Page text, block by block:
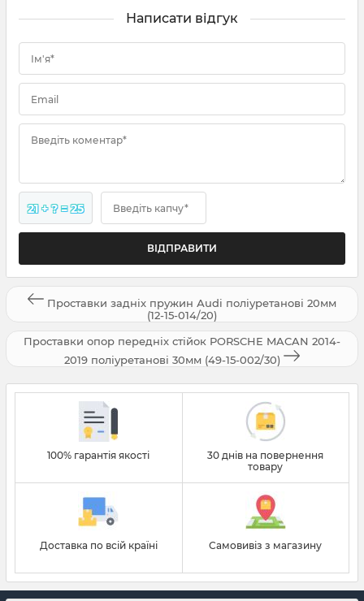
Написати відгук
Ім'я*
Email
Введіть коментар*
21 + ? = 25 Введіть капчу*
Проставки задніх пружин Аudi поліуретанові 20мм
(12-15-014/20)
Проставки опор передніх стійок PORSCHE MACAN 2014-
2019 поліуретанові 30мм (49-15-002/30)
100% гарантія якості
30 днів на повернення
товару
Доставка по всій країні Самовивіз з магазину